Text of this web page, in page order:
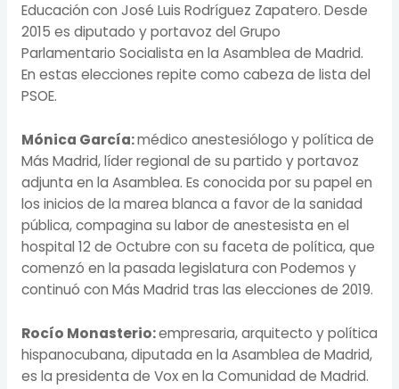
Educación con José Luis Rodríguez Zapatero. Desde
2015 es diputado y portavoz del Grupo
Parlamentario Socialista en la Asamblea de Madrid.
En estas elecciones repite como cabeza de lista del
PSOE.
Mónica García:médico anestesiólogo y política de
Más Madrid, líder regional de su partido y portavoz
adjunta en la Asamblea. Es conocida por su papel en
los inicios de la marea blanca a favor de la sanidad
pública, compagina su labor de anestesista en el
hospital 12 de Octubre con su faceta de política, que
comenzó en la pasada legislatura con Podemos y
continuó con Más Madrid tras las elecciones de 2019.
Rocío Monasterio:empresaria, arquitecto y política
hispanocubana, diputada en la Asamblea de Madrid,
es la presidenta de Vox en la Comunidad de Madrid.